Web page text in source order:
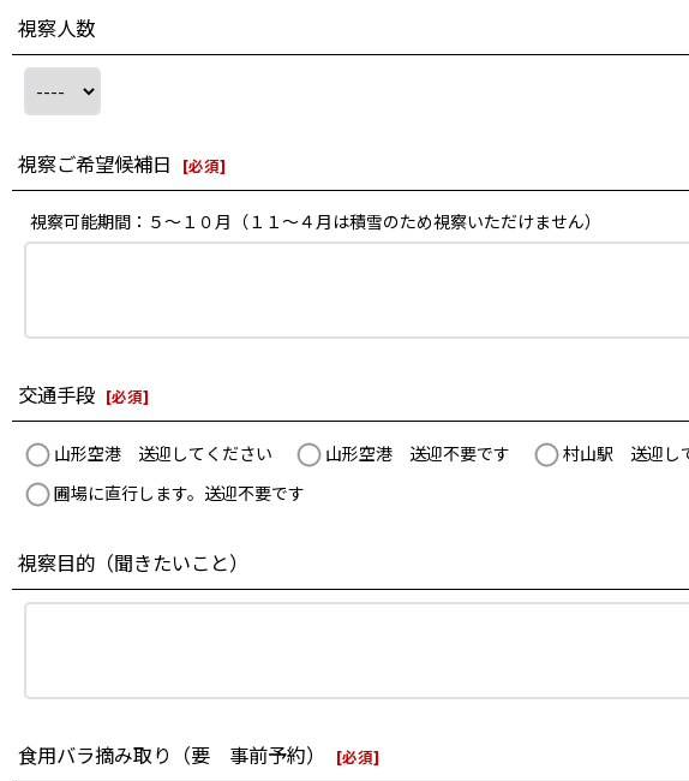
視察人数
視察ご希望候補日 [必須]
視察可能期間：５〜１０月（１１〜４月は積雪のため視察いただけません）
交通手段 [必須]
山形空港 送迎してください 山形空港 送迎不要です 村山駅 送迎し
圃場に直行します。送迎不要です
視察目的（聞きたいこと）
食用バラ摘み取り（要 事前予約） [必須]